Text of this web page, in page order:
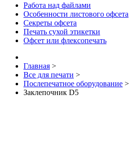
Работа над файлами
Особенности листового офсета
Секреты офсета
Печать сухой этикетки
Офсет или флексопечать
Главная >
Все для печати >
Послепечатное оборудование >
Заклепочник D5